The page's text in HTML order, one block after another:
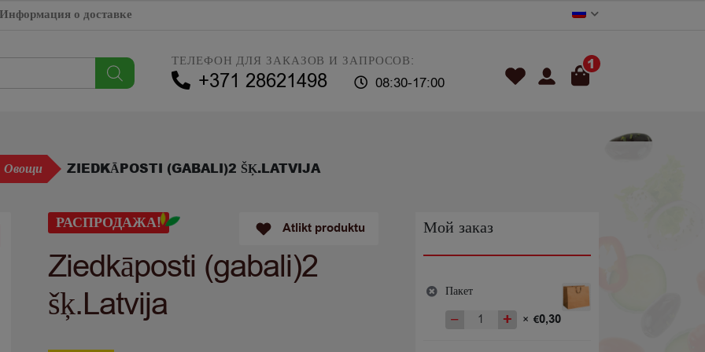
Информация о доставке
ТЕЛЕФОН ДЛЯ ЗАКАЗОВ И ЗАПРОСОВ:
+371 28621498 08:30-17:00
1
Овощи ZIEDKĀPOSTI (GABALI)2 ŠĶ.LATVIJA
Atlikt produktu
РАСПРОДАЖА!
Ziedkāposti (gabali)2
šķ.Latvija
Мой заказ
Пакет
−
Количество
+ × €0,30